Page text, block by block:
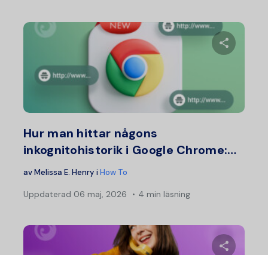
Hur man hittar någons
inkognitohistorik i Google Chrome:…
avMelissa E. Henry i How To
Uppdaterad 06 maj, 2026 4 min läsning